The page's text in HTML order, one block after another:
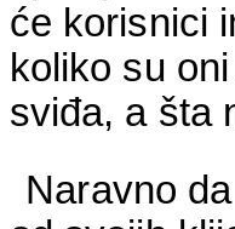
će korisnici
koliko su
sviđa, a šta
Naravno